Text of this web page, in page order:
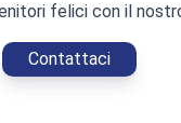
felici con il
Contattaci